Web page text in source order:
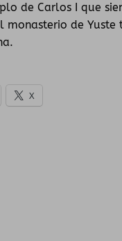
de Carlos I que
monasterio de
X